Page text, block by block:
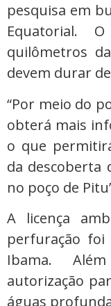
pesquisa em
Equatorial.
quilômetros
devem durar
“Por meio do
obterá mais
o que
da descoberta
no poço de
A licença
perfuração
Ibama.
autorização
águas